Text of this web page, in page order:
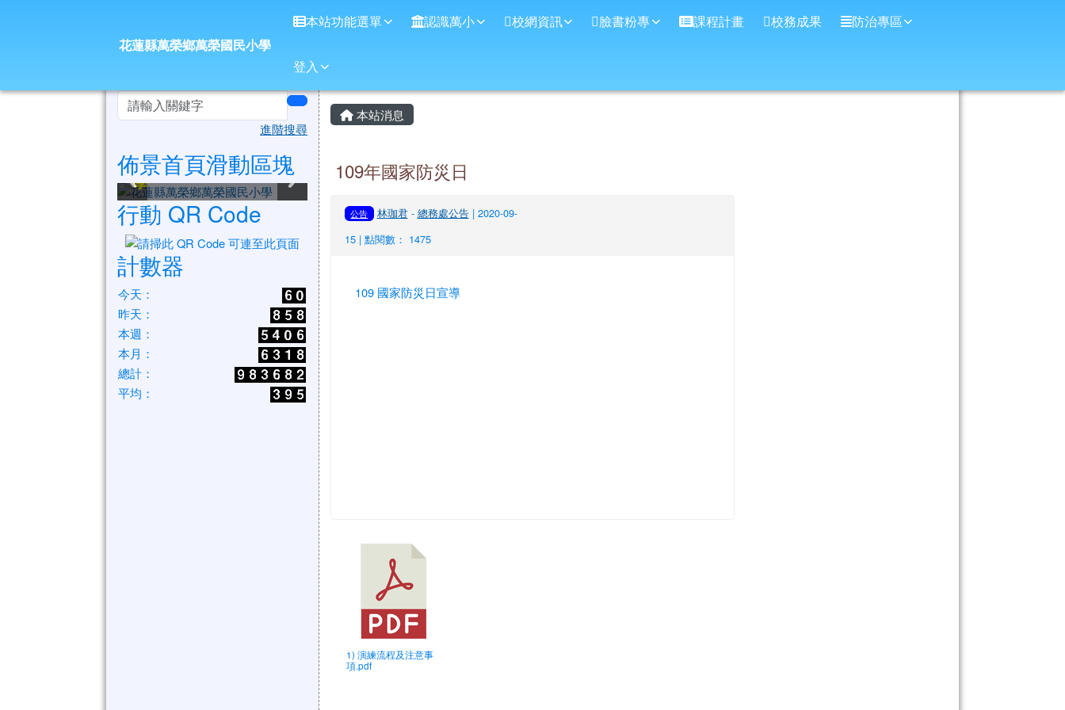
花蓮縣萬榮鄉萬榮國民小學
花蓮縣萬榮鄉萬榮國民小學
本站功能選單 認識萬小 校網資訊 臉書粉專 課程計畫 校務成果 防治專區
登入
左邊區域內容 search
進階搜尋
佈景首頁滑動區塊
花蓮縣萬榮鄉萬榮國民小
學
花蓮縣萬榮鄉萬榮國民小
學
花蓮縣萬榮鄉萬榮國民小
學
花蓮縣萬榮鄉萬榮國民小
學
花蓮縣萬榮鄉萬榮國民小
學
花蓮縣萬榮鄉萬榮國民小
學
行動 QR Code
計數器
今天：
昨天：
本週：
本月：
總計：
平均：
主內容區域
本站消息
109年國家防災日
公告 林珈君- 總務處公告| 2020-09-
15 | 點閱數： 1475
109 國家防災日宣導
1) 演練流程及注意事
項.pdf
頁尾區域